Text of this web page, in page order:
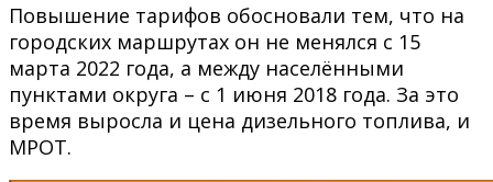
Повышение тарифов обосновали тем, что на
городских маршрутах он не менялся с 15
марта 2022 года, а между населёнными
пунктами округа – с 1 июня 2018 года. За это
время выросла и цена дизельного топлива, и
МРОТ.